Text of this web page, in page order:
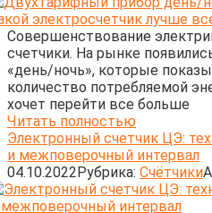
Совершенствование
счетчики. На рынке
«день/ночь», которые
количество потребляемой
хочет перейти все больше
Читать полностью
Электронный счетчик ЦЭ:
и межповерочный интервал
04.10.2022Рубрика: Счётчики